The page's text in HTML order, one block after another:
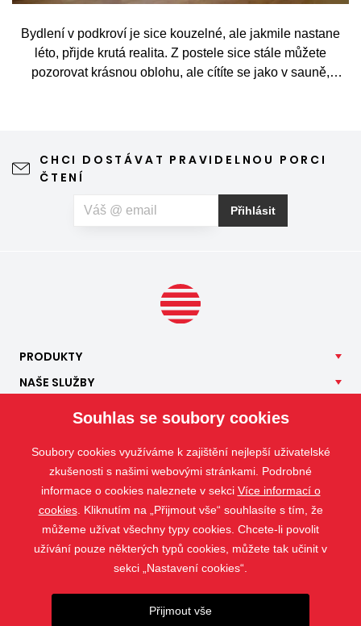
Bydlení v podkroví je sice kouzelné, ale jakmile nastane
léto, přijde krutá realita. Z postele sice stále můžete
pozorovat krásnou oblohu, ale cítíte se jako v sauně,
CHCI DOSTÁVAT PRAVIDELNOU PORCI
ČTENÍ
Přihlásit
PRODUKTY
NAŠE SLUŽBY
KONTAKT
Souhlas se soubory cookies
Soubory cookies využíváme k zajištění nejlepší uživatelské
zkušenosti s našimi webovými stránkami. Podrobné
informace o cookies naleznete v sekci Více informací o
cookies. Kliknutím na „Přijmout vše“ souhlasíte s tím, že
můžeme užívat všechny typy cookies. Chcete-li povolit
užívání pouze některých typů cookies, můžete tak učinit v
sekci „Nastavení cookies“.
Přijmout vše